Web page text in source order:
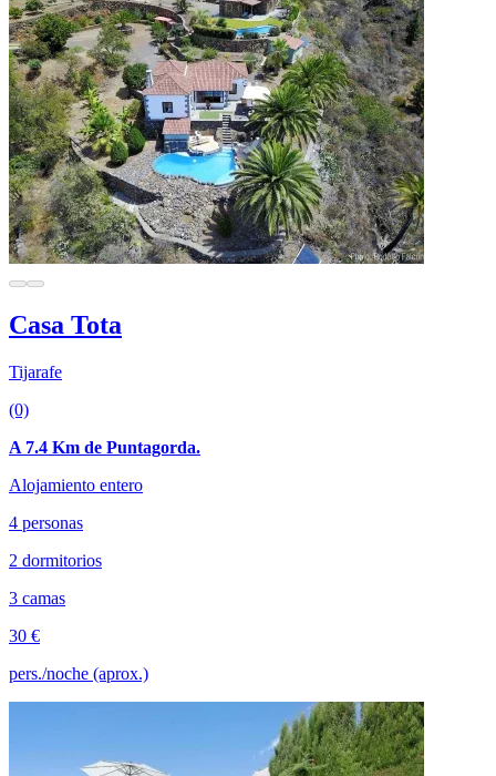
Casa Tota
Tijarafe
(0)
A 7.4 Km de Puntagorda.
Alojamiento entero
4 personas
2 dormitorios
3 camas
30 €
pers./noche (aprox.)